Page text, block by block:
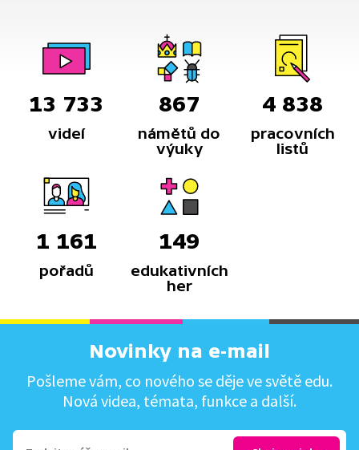
13 733
videí
867
námětů do
výuky
4 838
pracovních
listů
1 161
pořadů
149
edukativních
her
Novinky na e-mail
Pošleme vám, co nového se děje ve světě edu.
Nová videa, témata, funkce a další.